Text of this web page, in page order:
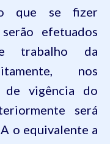
que se fizer
efetuados
trabalho da
nos
de vigência do
será
o equivalente a